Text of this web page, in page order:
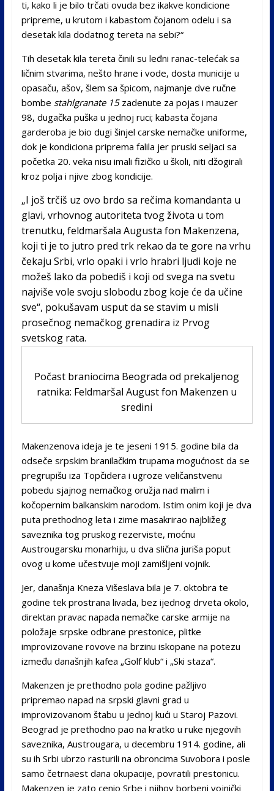
ti, kako li je bilo trčati ovuda bez ikakve kondicione
pripreme, u krutom i kabastom čojanom odelu i sa
desetak kila dodatnog tereta na sebi?“
Tih desetak kila tereta činili su leđni ranac-telećak sa
ličnim stvarima, nešto hrane i vode, dosta municije u
opasaču, ašov, šlem sa špicom, najmanje dve ručne
bombe stahlgranate 15zadenute za pojas i mauzer
98, dugačka puška u jednoj ruci; kabasta čojana
garderoba je bio dugi šinjel carske nemačke uniforme,
dok je kondiciona priprema falila jer pruski seljaci sa
početka 20. veka nisu imali fizičko u školi, niti džogirali
kroz polja i njive zbog kondicije.
„I još trčiš uz ovo brdo sa rečima komandanta u
glavi, vrhovnog autoriteta tvog života u tom
trenutku, feldmaršala Augusta fon Makenzena,
koji ti je to jutro pred trk rekao da te gore na vrhu
čekaju Srbi, vrlo opaki i vrlo hrabri ljudi koje ne
možeš lako da pobediš i koji od svega na svetu
najviše vole svoju slobodu zbog koje će da učine
sve“, pokušavam usput da se stavim u misli
prosečnog nemačkog grenadira iz Prvog
svetskog rata.
Počast braniocima Beograda od prekaljenog
ratnika: Feldmaršal August fon Makenzen u
sredini
Makenzenova ideja je te jeseni 1915. godine bila da
odseče srpskim branilačkim trupama mogućnost da se
pregrupišu iza Topčidera i ugroze veličanstvenu
pobedu sjajnog nemačkog oružja nad malim i
kočopernim balkanskim narodom. Istim onim koji je dva
puta prethodnog leta i zime masakrirao najbližeg
saveznika tog pruskog rezerviste, moćnu
Austrougarsku monarhiju, u dva slična juriša poput
ovog u kome učestvuje moji zamišljeni vojnik.
Jer, današnja Kneza Višeslava bila je 7. oktobra te
godine tek prostrana livada, bez ijednog drveta okolo,
direktan pravac napada nemačke carske armije na
položaje srpske odbrane prestonice, plitke
improvizovane rovove na brzinu iskopane na potezu
između današnjih kafea „Golf klub“ i „Ski staza“.
Makenzen je prethodno pola godine pažljivo
pripremao napad na srpski glavni grad u
improvizovanom štabu u jednoj kući u Staroj Pazovi.
Beograd je prethodno pao na kratko u ruke njegovih
saveznika, Austrougara, u decembru 1914. godine, ali
su ih Srbi ubrzo rasturili na obroncima Suvobora i posle
samo četrnaest dana okupacije, povratili prestonicu.
Makenzen je zato cenio Srbe i njihov borbeni vojnički